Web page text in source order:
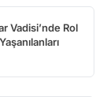
Vadisi’nde Rol